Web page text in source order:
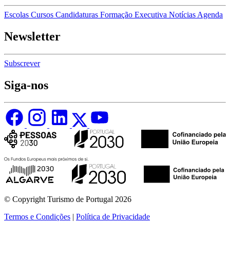
Escolas Cursos Candidaturas Formação Executiva Notícias Agenda
Newsletter
Subscrever
Siga-nos
© Copyright Turismo de Portugal 2026
Termos e Condições | Política de Privacidade